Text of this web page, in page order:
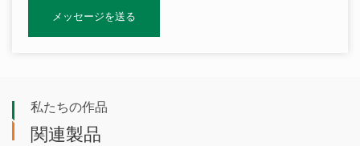
私たちの作品
関連製品